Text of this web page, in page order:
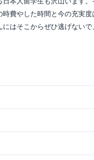
費やした時間と今の充実
はそこからぜひ逃げない